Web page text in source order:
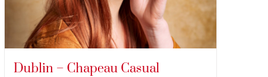
Dublin – Chapeau Casual